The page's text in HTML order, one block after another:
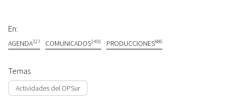
En:
AGENDA327 COMUNICADOS2491 PRODUCCIONES886
Temas
Actividades del OPSur